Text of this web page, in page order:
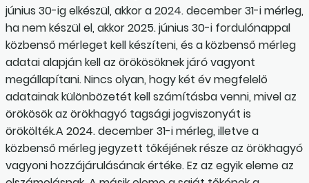
június 30-ig elkészül, akkor a 2024. december 31-i mérleg,
ha nem készül el, akkor 2025. június 30-i fordulónappal
közbenső mérleget kell készíteni, és a közbenső mérleg
adatai alapján kell az örökösöknek járó vagyont
megállapítani. Nincs olyan, hogy két év megfelelő
adatainak különbözetét kell számításba venni, mivel az
örökösök az örökhagyó tagsági jogviszonyát is
örökölték.A 2024. december 31-i mérleg, illetve a
közbenső mérleg jegyzett tőkéjének része az örökhagyó
vagyoni hozzájárulásának értéke. Ez az egyik eleme az